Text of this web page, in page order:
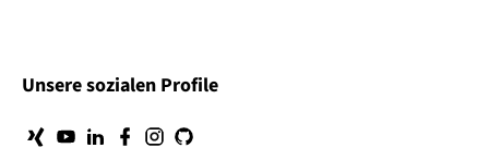
Unsere sozialen Profile